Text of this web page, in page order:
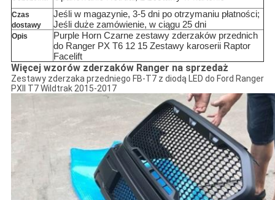
Czas
dostawy
Jeśli w magazynie, 3-5 dni po otrzymaniu płatności;
Jeśli duże zamówienie, w ciągu 25 dni
Opis
Purple Horn Czarne zestawy zderzaków przednich
do Ranger PX T6 12 15 Zestawy karoserii Raptor
Facelift
Więcej wzorów zderzaków Ranger na sprzedaż
Zestawy zderzaka przedniego FB-T7 z diodą LED do Ford Ranger
PXII T7 Wildtrak 2015-2017